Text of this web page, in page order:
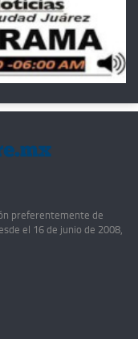
preferentemente de
el 16 de junio de 2008,